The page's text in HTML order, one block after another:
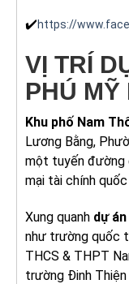
✔️https://
VỊ TRÍ
PHÚ MỸ
Khu phố Nam
Lương Bằng,
một tuyến đường
mại tài chính
Xung quanh dự
như trường quốc
THCS & THPT
trường Đinh